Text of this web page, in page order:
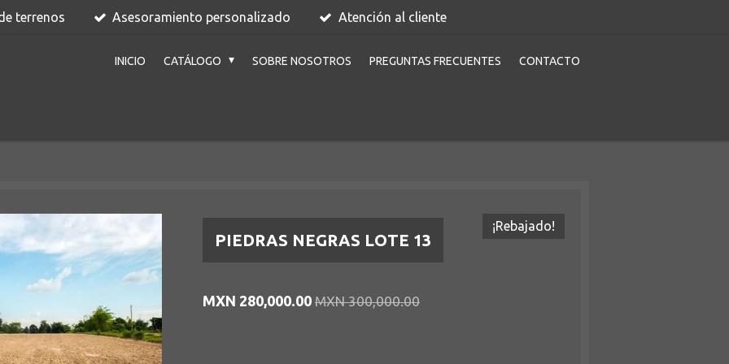
terrenos Asesoramiento personalizado Atención al cliente
INICIO CATÁLOGO SOBRE NOSOTROS PREGUNTAS FRECUENTES CONTACTO
PIEDRAS NEGRAS LOTE 13
¡Rebajado!
MXN 280,000.00 MXN 300,000.00